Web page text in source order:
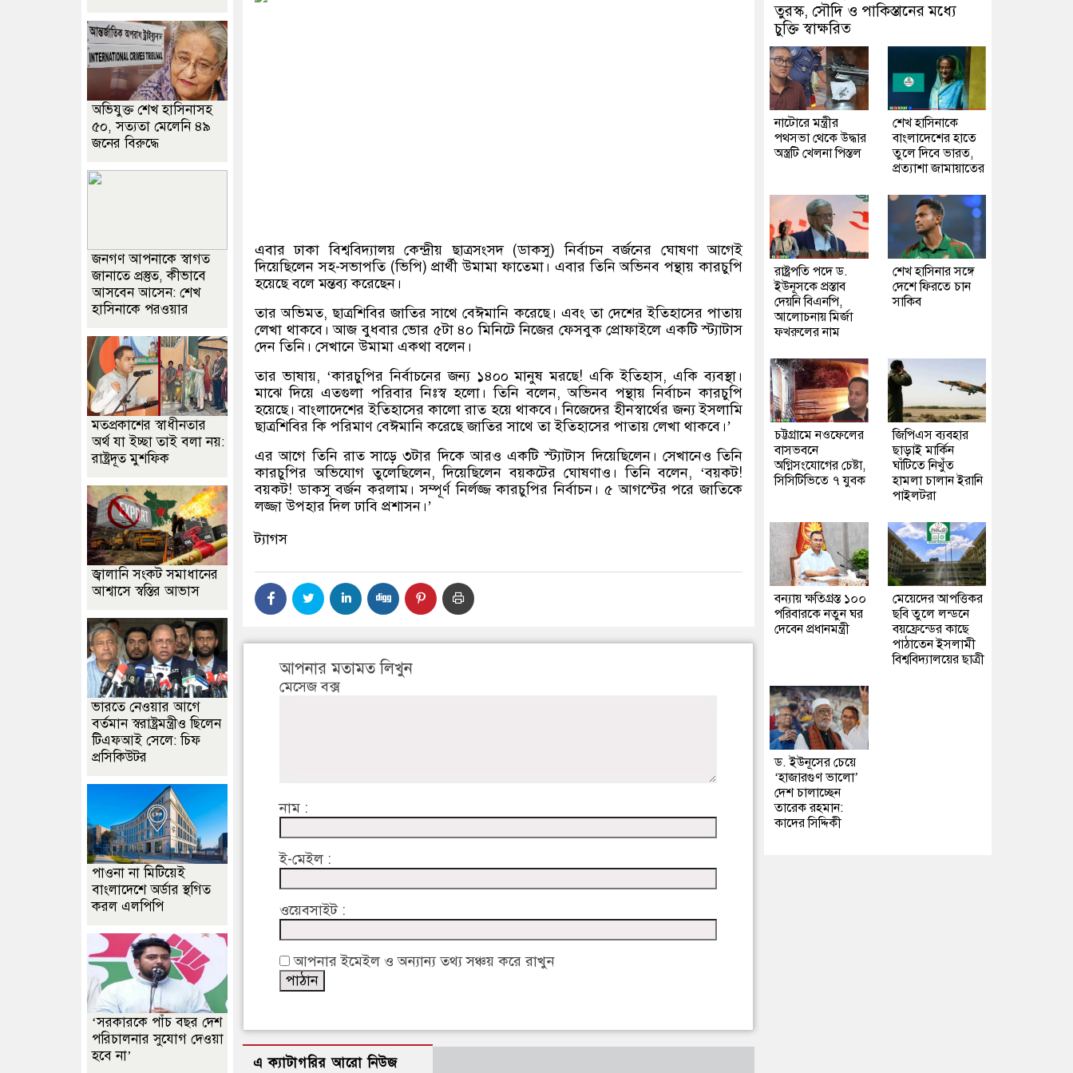
এবার ঢাকা বিশ্ববিদ্যালয় কেন্দ্রীয় ছাত্রসংসদ (ডাকসু) নির্বাচন বর্জনের ঘোষণা আগেই
দিয়েছিলেন সহ-সভাপতি (ভিপি) প্রার্থী উমামা ফাতেমা। এবার তিনি অভিনব পন্থায় কারচুপি
হয়েছে বলে মন্তব্য করেছেন।
তার অভিমত, ছাত্রশিবির জাতির সাথে বেঈমানি করেছে। এবং তা দেশের ইতিহাসের পাতায়
লেখা থাকবে। আজ বুধবার ভোর ৫টা ৪০ মিনিটে নিজের ফেসবুক প্রোফাইলে একটি স্ট্যাটাস
দেন তিনি। সেখানে উমামা একথা বলেন।
তার ভাষায়, ‘কারচুপির নির্বাচনের জন্য ১৪০০ মানুষ মরছে! একি ইতিহাস, একি ব্যবস্থা।
মাঝে দিয়ে এতগুলা পরিবার নিঃস্ব হলো। তিনি বলেন, অভিনব পন্থায় নির্বাচন কারচুপি
হয়েছে। বাংলাদেশের ইতিহাসের কালো রাত হয়ে থাকবে। নিজেদের হীনস্বার্থের জন্য ইসলামি
ছাত্রশিবির কি পরিমাণ বেঈমানি করেছে জাতির সাথে তা ইতিহাসের পাতায় লেখা থাকবে।’
এর আগে তিনি রাত সাড়ে ৩টার দিকে আরও একটি স্ট্যাটাস দিয়েছিলেন। সেখানেও তিনি
কারচুপির অভিযোগ তুলেছিলেন, দিয়েছিলেন বয়কটের ঘোষণাও। তিনি বলেন, ‘বয়কট!
বয়কট! ডাকসু বর্জন করলাম। সম্পূর্ণ নির্লজ্জ কারচুপির নির্বাচন। ৫ আগস্টের পরে জাতিকে
লজ্জা উপহার দিল ঢাবি প্রশাসন।’
ট্যাগস
আপনার মতামত লিখুন
মেসেজ বক্স
নাম :
ই-মেইল :
ওয়েবসাইট :
আপনার ইমেইল ও অন্যান্য তথ্য সঞ্চয় করে রাখুন
এ ক্যাটাগরির আরো নিউজ
অভিযুক্ত শেখ হাসিনাসহ
৫০, সত্যতা মেলেনি ৪৯
জনের বিরুদ্ধে
জনগণ আপনাকে স্বাগত
জানাতে প্রস্তুত, কীভাবে
আসবেন আসেন: শেখ
হাসিনাকে পরওয়ার
মতপ্রকাশের স্বাধীনতার
অর্থ যা ইচ্ছা তাই বলা নয়:
রাষ্ট্রদূত মুশফিক
জ্বালানি সংকট সমাধানের
আশ্বাসে স্বস্তির আভাস
ভারতে নেওয়ার আগে
বর্তমান স্বরাষ্ট্রমন্ত্রীও ছিলেন
টিএফআই সেলে: চিফ
প্রসিকিউটর
পাওনা না মিটিয়েই
বাংলাদেশে অর্ডার স্থগিত
করল এলপিপি
‘সরকারকে পাঁচ বছর দেশ
পরিচালনার সুযোগ দেওয়া
হবে না’
তুরস্ক, সৌদি ও পাকিস্তানের মধ্যে
চুক্তি স্বাক্ষরিত
নাটোরে মন্ত্রীর
পথসভা থেকে উদ্ধার
অস্ত্রটি খেলনা পিস্তল
শেখ হাসিনাকে
বাংলাদেশের হাতে
তুলে দিবে ভারত,
প্রত্যাশা জামায়াতের
রাষ্ট্রপতি পদে ড.
ইউনূসকে প্রস্তাব
দেয়নি বিএনপি,
আলোচনায় মির্জা
ফখরুলের নাম
শেখ হাসিনার সঙ্গে
দেশে ফিরতে চান
সাকিব
চট্টগ্রামে নওফেলের
বাসভবনে
অগ্নিসংযোগের চেষ্টা,
সিসিটিভিতে ৭ যুবক
জিপিএস ব্যবহার
ছাড়াই মার্কিন
ঘাঁটিতে নিখুঁত
হামলা চালান ইরানি
পাইলটরা
বন্যায় ক্ষতিগ্রস্ত ১০০
পরিবারকে নতুন ঘর
দেবেন প্রধানমন্ত্রী
মেয়েদের আপত্তিকর
ছবি তুলে লন্ডনে
বয়ফ্রেন্ডের কাছে
পাঠাতেন ইসলামী
বিশ্ববিদ্যালয়ের ছাত্রী
ড. ইউনূসের চেয়ে
‘হাজারগুণ ভালো’
দেশ চালাচ্ছেন
তারেক রহমান:
কাদের সিদ্দিকী